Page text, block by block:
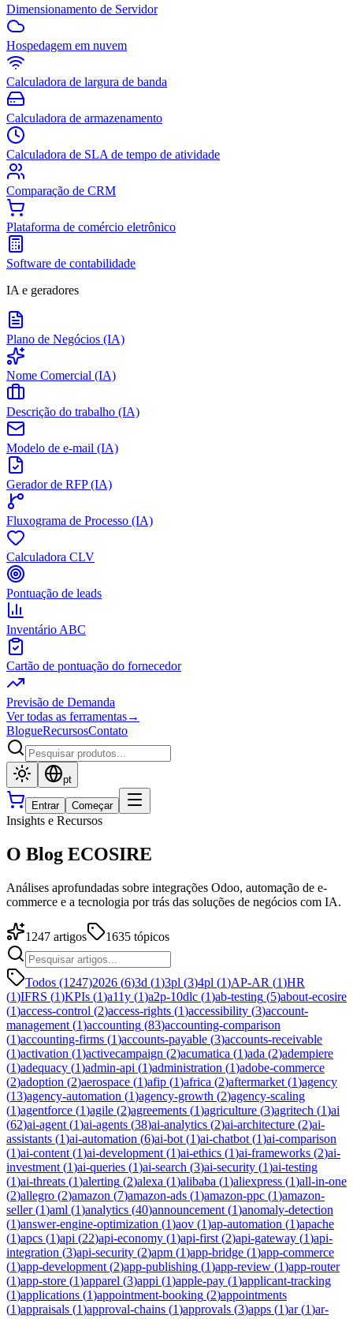
Dimensionamento de Servidor
Hospedagem em nuvem
Calculadora de largura de banda
Calculadora de armazenamento
Calculadora de SLA de tempo de atividade
Comparação de CRM
Plataforma de comércio eletrônico
Software de contabilidade
IA e geradores
Plano de Negócios (IA)
Nome Comercial (IA)
Descrição do trabalho (IA)
Modelo de e-mail (IA)
Gerador de RFP (IA)
Fluxograma de Processo (IA)
Calculadora CLV
Pontuação de leads
Inventário ABC
Cartão de pontuação do fornecedor
Previsão de Demanda
Ver todas as ferramentas→
BlogueRecursosContato
pt
Entrar Começar
Insights e Recursos
O Blog ECOSIRE
Análises aprofundadas sobre integrações Odoo, automação de e-
commerce e a tecnologia por trás das soluções de negócios com IA.
1247 artigos 1635 tópicos
Todos (1247)2026 (6)3d (1)3pl (3)4pl (1)AP-AR (1)HR
(1)IFRS (1)KPIs (1)a11y (1)a2p-10dlc (1)ab-testing (5)about-ecosire
(1)access-control (2)access-rights (1)accessibility (3)account-
management (1)accounting (83)accounting-comparison
(1)accounting-firms (1)accounts-payable (3)accounts-receivable
(1)activation (1)activecampaign (2)acumatica (1)ada (2)adempiere
(1)adequacy (1)admin-api (1)administration (1)adobe-commerce
(2)adoption (2)aerospace (1)afip (1)africa (2)aftermarket (1)agency
(13)agency-automation (1)agency-growth (2)agency-scaling
(1)agentforce (1)agile (2)agreements (1)agriculture (3)agritech (1)ai
(62)ai-agent (1)ai-agents (38)ai-analytics (2)ai-architecture (2)ai-
assistants (1)ai-automation (6)ai-bot (1)ai-chatbot (1)ai-comparison
(1)ai-content (1)ai-development (1)ai-ethics (1)ai-frameworks (2)ai-
investment (1)ai-queries (1)ai-search (3)ai-security (1)ai-testing
(1)ai-threats (1)alerting (2)alexa (1)alibaba (1)aliexpress (1)all-in-one
(2)allegro (2)amazon (7)amazon-ads (1)amazon-ppc (1)amazon-
seller(1)aml (1)analytics (40)announcement (1)anomaly-detection
(1)answer-engine-optimization (1)aov (1)ap-automation (1)apache
(1)apcs (1)api (22)api-economy (1)api-first (2)api-gateway (1)api-
integration (3)api-security (2)apm (1)app-bridge (1)app-commerce
(1)app-development (2)app-publishing (1)app-review (1)app-router
(1)app-store (1)apparel (3)appi (1)apple-pay (1)applicant-tracking
(1)applications (1)appointment-booking (2)appointments
(1)appraisals (1)approval-chains (1)approvals (3)apps (1)ar(1)ar-